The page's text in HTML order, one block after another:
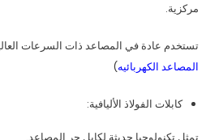
مركزية.
تستخدم عادة في المصاعد ذات السرعات
المصاعد الكهربائيه)
كابلات الفولاذ الأليافية: